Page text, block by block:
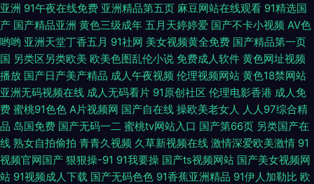
超碰导航 午夜福利色爱爱 99国午夜产传媒 黄色入口免费 日本不卡A片 伊人
久爱成人 ay在线视频 久久大香蕉A片 日韩在线精品色色 91社中文字幕 国产
在线视频 欧美性生活儿网站 综合色网
亚洲 91午夜在线免费 亚洲精品第五页 麻豆网站在线观看 91精选国
产 国产精品亚洲 黄色三级成年 五月天婷婷爱 国产不卡小视频 AV色
哟哟 亚洲天堂丁香五月 91社网 美女视频黄全免费 国产精品第一页
国 另类区另类欧美 欧美色图乱伦小说 免费成人软件 黄色网址视频
播放 国产日产美产精品 成人午夜视频 伦理视频网站 黄色18禁网站
亚洲无码视频在线 成人无码看片 91原创社区 伦理电影香港 成人免
费 蜜桃91色色 A片视频网 国产自在线 操欧美老女人 人人97综合精
品 岛国免费 国产无码一二 蜜桃tv网站入口 国产第66页 另类国产在
线 熟女自拍偷拍 青青久视频 久草新视频在线 激情深爱欧美激情 91
视频官网国产 狠狠操-91 91我要操 国产ts视频网站 国产美女视频网
站 91视频成人下载 国产无码色色 91香蕉亚洲精品 91伊人加勒比 欧